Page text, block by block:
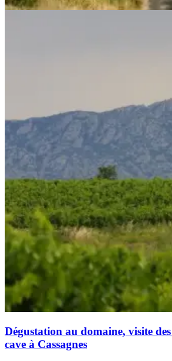
Dégustation au domaine, visite
cave à Cassagnes